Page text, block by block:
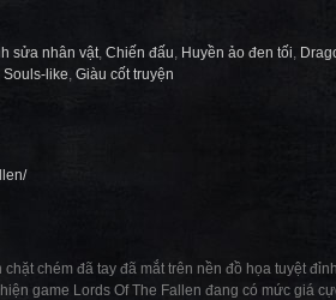
sửa nhân vật, Chiến đấu, Huyền ảo đen tối,
Souls-like, Giàu cốt truyện
chém đã tay đã mắt trên nền đồ họa tuyệt
game Lords Of The Fallen đang có mức giá